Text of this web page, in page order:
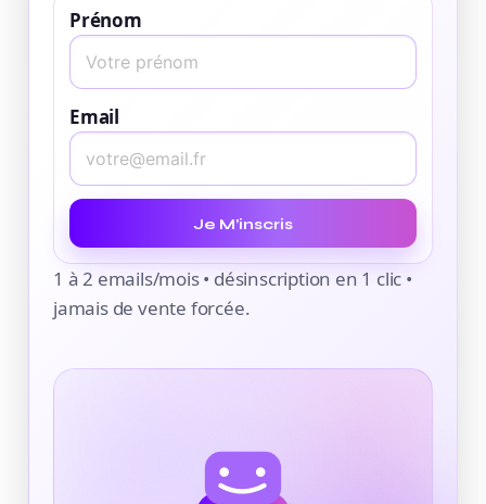
Prénom
Email
Je M’inscris
1 à 2 emails/mois • désinscription en 1 clic •
jamais de vente forcée.